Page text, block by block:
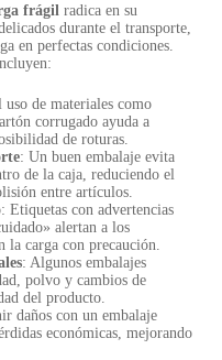
frágil radica en su
durante el transporte,
en perfectas condiciones.
uso de materiales como
corrugado ayuda a
de roturas.
: Un buen embalaje evita
de la caja, reduciendo el
entre artículos.
: Etiquetas con advertencias
alertan a los
la carga con precaución.
: Algunos embalajes
polvo y cambios de
del producto.
daños con un embalaje
económicas, mejorando